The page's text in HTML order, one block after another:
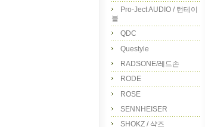
Pro-Ject AUDIO / 턴테이
블
QDC
Questyle
RADSONE/레드손
RODE
ROSE
SENNHEISER
SHOKZ / 샥즈